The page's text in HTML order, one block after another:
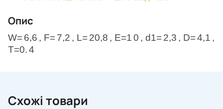
Опис
W=6,6 , F=7,2 , L=20,8 , E=10 , d1=2,3 , D=4,1 ,
T=0.4
Схожі товари